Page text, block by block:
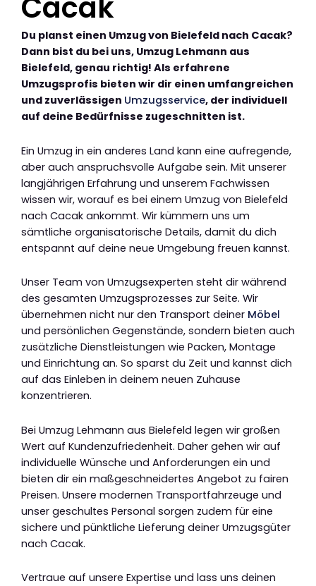
Cacak
Du planst einen Umzug von Bielefeld nach Cacak?
Dann bist du bei uns, Umzug Lehmann aus
Bielefeld, genau richtig! Als erfahrene
Umzugsprofis bieten wir dir einen umfangreichen
und zuverlässigen Umzugsservice, der individuell
auf deine Bedürfnisse zugeschnitten ist.
Ein Umzug in ein anderes Land kann eine aufregende,
aber auch anspruchsvolle Aufgabe sein. Mit unserer
langjährigen Erfahrung und unserem Fachwissen
wissen wir, worauf es bei einem Umzug von Bielefeld
nach Cacak ankommt. Wir kümmern uns um
sämtliche organisatorische Details, damit du dich
entspannt auf deine neue Umgebung freuen kannst.
Unser Team von Umzugsexperten steht dir während
des gesamten Umzugsprozesses zur Seite. Wir
übernehmen nicht nur den Transport deiner Möbel
und persönlichen Gegenstände, sondern bieten auch
zusätzliche Dienstleistungen wie Packen, Montage
und Einrichtung an. So sparst du Zeit und kannst dich
auf das Einleben in deinem neuen Zuhause
konzentrieren.
Bei Umzug Lehmann aus Bielefeld legen wir großen
Wert auf Kundenzufriedenheit. Daher gehen wir auf
individuelle Wünsche und Anforderungen ein und
bieten dir ein maßgeschneidertes Angebot zu fairen
Preisen. Unsere modernen Transportfahrzeuge und
unser geschultes Personal sorgen zudem für eine
sichere und pünktliche Lieferung deiner Umzugsgüter
nach Cacak.
Vertraue auf unsere Expertise und lass uns deinen